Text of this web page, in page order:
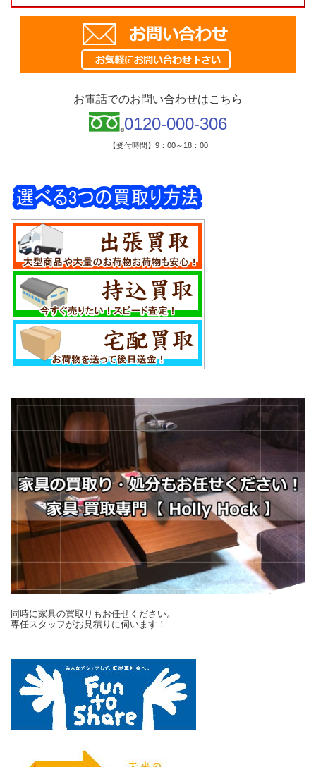
お電話でのお問い合わせはこちら
0120-000-306
【受付時間】9：00～18：00
同時に家具の買取りもお任せください。
専任スタッフがお見積りに伺います！